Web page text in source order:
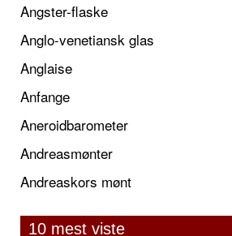
Angster-flaske
Anglo-venetiansk glas
Anglaise
Anfange
Aneroidbarometer
Andreasmønter
Andreaskors mønt
10 mest viste